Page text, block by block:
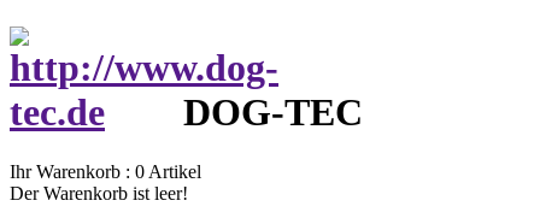
DOG-TEC
Ihr Warenkorb : 0 Artikel
Der Warenkorb ist leer!